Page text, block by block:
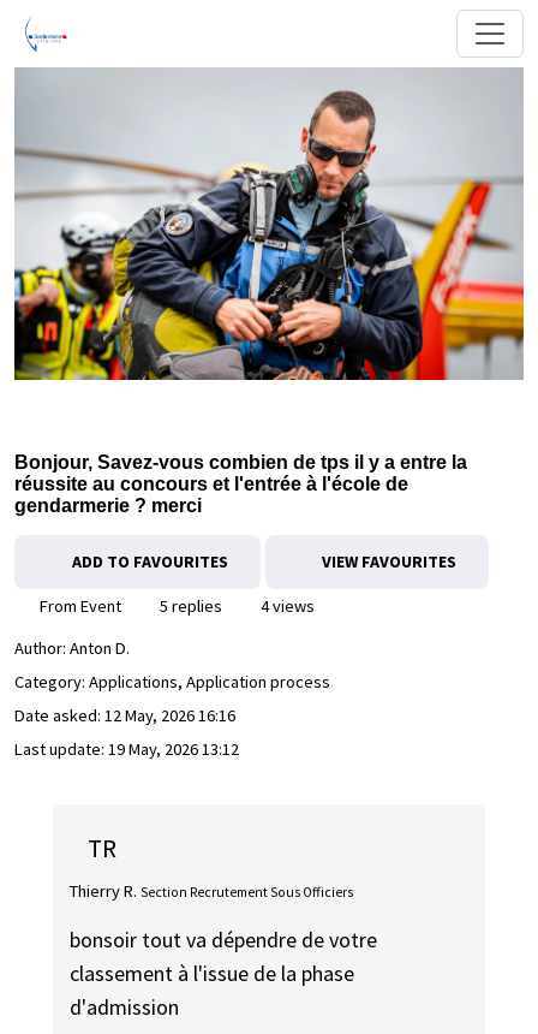
Bonjour, Savez-vous combien de tps il y a entre la
réussite au concours et l'entrée à l'école de
gendarmerie ? merci
ADD TO FAVOURITES VIEW FAVOURITES
From Event 5 replies
4 views
Author: Anton D.
Category: Applications, Application process
Date asked: 12 May, 2026 16:16
Last update: 19 May, 2026 13:12
TR
Thierry R. Section Recrutement Sous Officiers
bonsoir tout va dépendre de votre
classement à l'issue de la phase
d'admission